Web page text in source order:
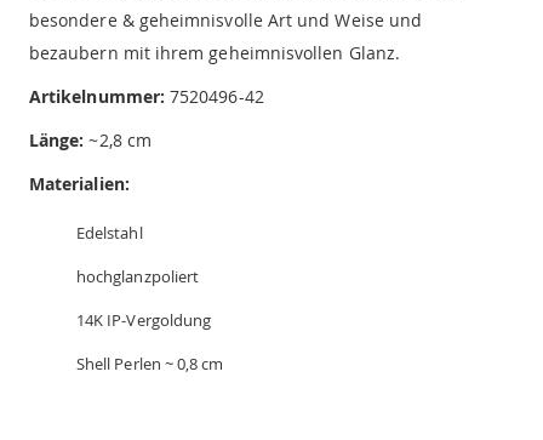
besondere & geheimnisvolle Art und Weise und
bezaubern mit ihrem geheimnisvollen Glanz.
Artikelnummer:7520496-42
Länge: ~2,8 cm
Materialien:
Edelstahl
hochglanzpoliert
14K IP-Vergoldung
Shell Perlen ~ 0,8 cm